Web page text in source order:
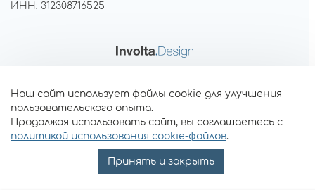
ИНН: 312308716525
Наш сайт использует файлы cookie для улучшения
пользовательского опыта.
Продолжая использовать сайт, вы соглашаетесь с
политикой использования cookie-файлов.
Принять и закрыть